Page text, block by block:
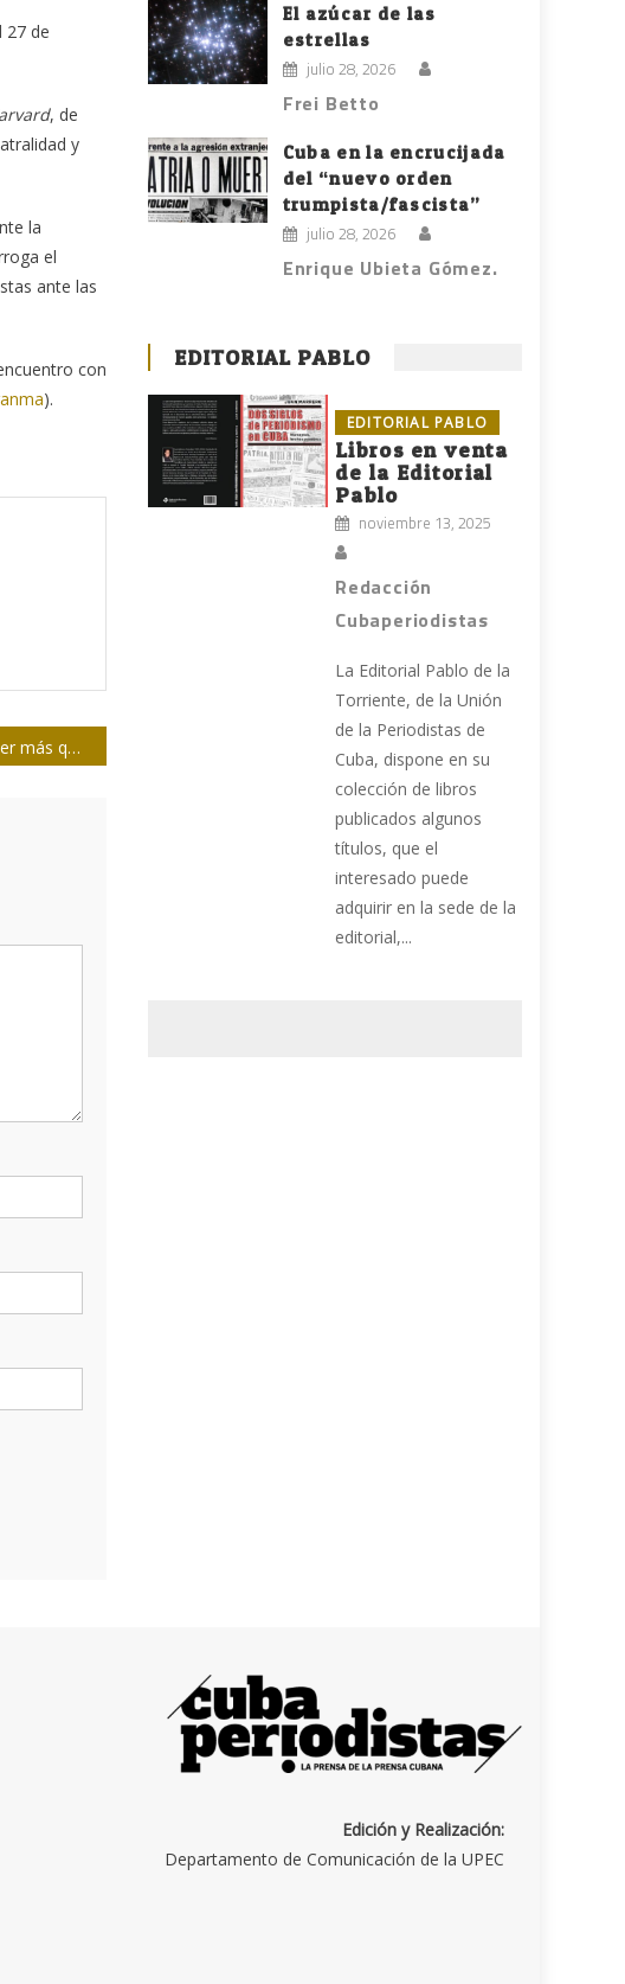
27 de
, de
y
la
el
ante las
con
).
El café podría ser más que un estimulante matutino
El azúcar de las
estrellas
julio 28, 2026
Frei Betto
Cuba en la encrucijada
del “nuevo orden
trumpista/fascista”
julio 28, 2026
Enrique Ubieta Gómez.
EDITORIAL PABLO
EDITORIAL PABLO
Libros en venta
de la Editorial
Pablo
noviembre 13, 2025
Redacción
Cubaperiodistas
La Editorial Pablo de la
Torriente, de la Unión
de la Periodistas de
Cuba, dispone en su
colección de libros
publicados algunos
títulos, que el
interesado puede
adquirir en la sede de la
editorial,...
Edición y Realización:
Departamento de Comunicación de la UPEC